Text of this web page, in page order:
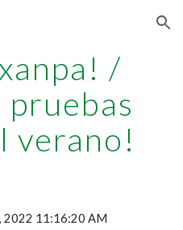
Skip to navigation
/
pruebas
verano!
2022 11:16:20 AM